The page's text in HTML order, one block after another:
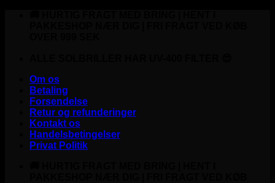
Om os
Betaling
Forsendelse
Retur og refunderinger
Kontakt os
Handelsbetingelser
Privat Politik